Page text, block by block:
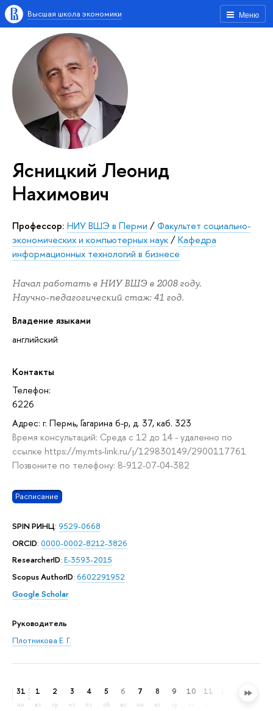
Меню
Высшая школа экономики
Ясницкий Леонид
Нахимович
Профессор: НИУ ВШЭ в Перми /Факультет социально-
экономических и компьютерных наук/Кафедра
информационных технологий в бизнесе
Начал работать в НИУ ВШЭ в 2008 году.
Научно-педагогический стаж: 41 год.
Владение языками
английский
Контакты
Телефон:
6226
Адрес: г. Пермь, Гагарина б-р, д. 37, каб. 323
Время консультаций: Среда с 12 до 14 - удаленно по
ссылке https://my.mts-link.ru/j/129830149/2900117761
Позвоните по телефону: 8-912-07-04-382
Расписание
SPIN РИНЦ: 9529-0668
ORCID: 0000-0002-8212-3826
ResearcherID: E-3593-2015
Scopus AuthorID: 6602291952
Google Scholar
Руководитель
Плотникова Е. Г.
31
пн
1
вт
2
ср
3
чт
4
пт
5
сб
6
вс
7
пн
8
вт
9 10 11 13